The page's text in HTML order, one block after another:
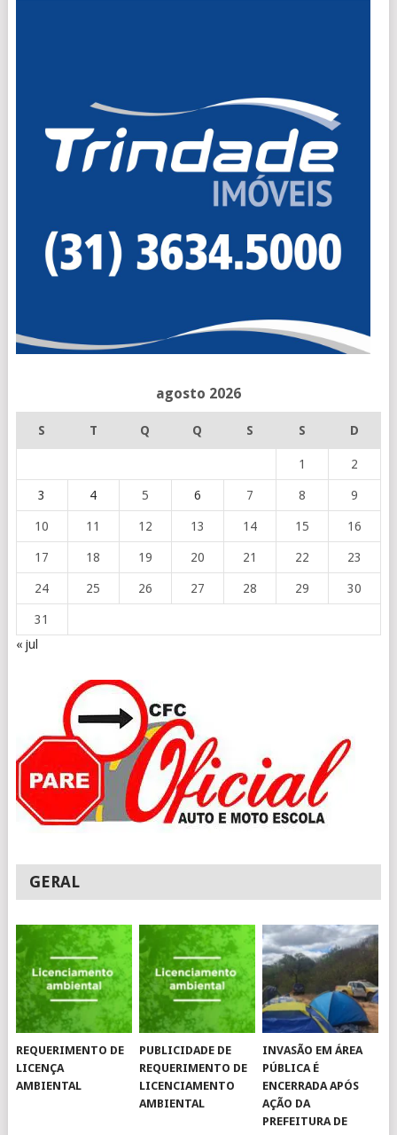
agosto 2026
S T Q Q S S D
1 2
3 4 5 6 7 8 9
10 11 12 13 14 15 16
17 18 19 20 21 22 23
24 25 26 27 28 29 30
31
« jul
GERAL
REQUERIMENTO DE
LICENÇA
AMBIENTAL
PUBLICIDADE DE
REQUERIMENTO DE
LICENCIAMENTO
AMBIENTAL
INVASÃO EM ÁREA
PÚBLICA É
ENCERRADA APÓS
AÇÃO DA
PREFEITURA DE